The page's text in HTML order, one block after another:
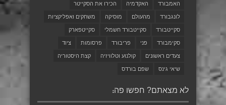
האמבורד האקדמיה הכירו את הסקייטר
לונגבורד מהעולם מוסיקה משחקים ואפליקציות
סקייטבורד סקייטבורד חשמלי סקייטפארק
סקימבורד פני פריבורד פרסומות ציוד
צעדים ראשונים קולנוע וטלוויזיה קצת היסטוריה
שיאי גינס שפם בורדס
לא מצאתם? חפשו פה: